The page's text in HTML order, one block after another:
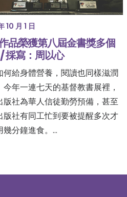
10 月 1 日
品榮獲第八屆金書獎多個
採寫：周以心
何給身體營養，閱讀也同樣滋潤
今年一連七天的基督教書展裡，
版社為華人信徒勤勞預備，甚至
版社有同工忙到要被提醒多次才
幾分鐘進食。…